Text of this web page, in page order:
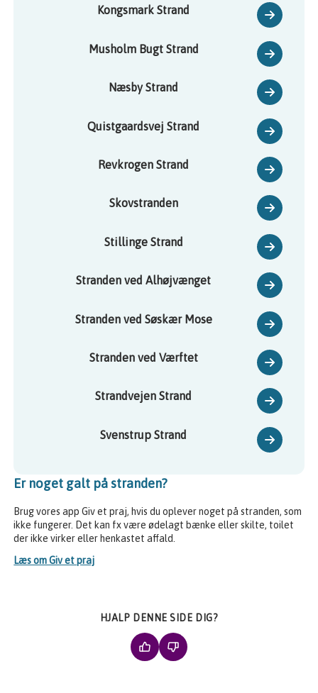
Kongsmark Strand
Musholm Bugt Strand
Næsby Strand
Quistgaardsvej Strand
Revkrogen Strand
Skovstranden
Stillinge Strand
Stranden ved Alhøjvænget
Stranden ved Søskær Mose
Stranden ved Værftet
Strandvejen Strand
Svenstrup Strand
Er noget galt på stranden?
Brug vores app Giv et praj, hvis du oplever noget på stranden, som
ikke fungerer. Det kan fx være ødelagt bænke eller skilte, toilet
der ikke virker eller henkastet affald.
Læs om Giv et praj
HJALP DENNE SIDE DIG?